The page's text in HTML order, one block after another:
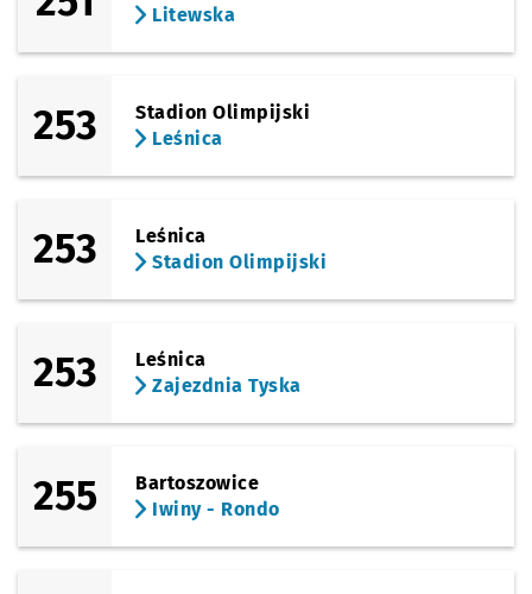
Litewska
253
Stadion Olimpijski
Leśnica
253
Leśnica
Stadion Olimpijski
253
Leśnica
Zajezdnia Tyska
255
Bartoszowice
Iwiny - Rondo